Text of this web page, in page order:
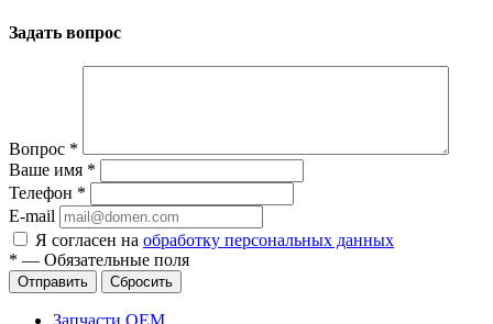
Задать вопрос
Вопрос *
Ваше имя *
Телефон *
E-mail
Я согласен на обработку персональных данных
* — Обязательные поля
Отправить Сбросить